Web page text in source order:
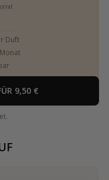
Duft
9,50 €